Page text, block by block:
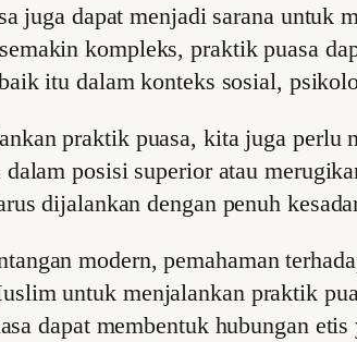
juga dapat menjadi sarana
kompleks, praktik puasa
itu dalam konteks sosial,
praktik puasa, kita juga
posisi superior atau
dijalankan dengan penuh
modern, pemahaman
untuk menjalankan praktik
dapat membentuk hubungan